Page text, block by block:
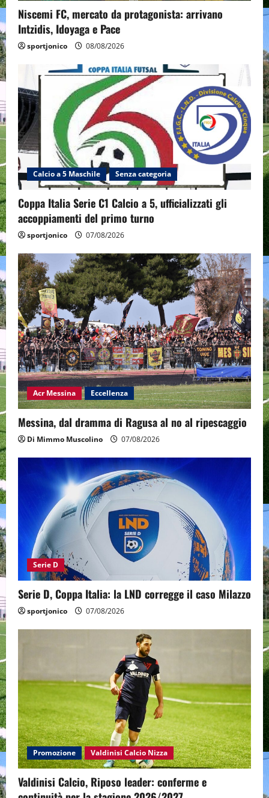
Niscemi FC, mercato da protagonista: arrivano
Intzidis, Idoyaga e Pace
sportjonico 08/08/2026
Calcio a 5 Maschile Senza categoria
Coppa Italia Serie C1 Calcio a 5, ufficializzati gli
accoppiamenti del primo turno
sportjonico 07/08/2026
Acr Messina Eccellenza
Messina, dal dramma di Ragusa al no al ripescaggio
Di Mimmo Muscolino 07/08/2026
Serie D
Serie D, Coppa Italia: la LND corregge il caso Milazzo
sportjonico 07/08/2026
Promozione Valdinisi Calcio Nizza
Valdinisi Calcio, Riposo leader: conferme e